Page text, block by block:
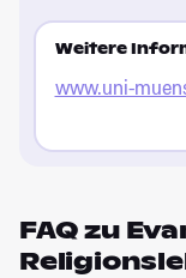
Weitere
www.uni-
FAQ zu